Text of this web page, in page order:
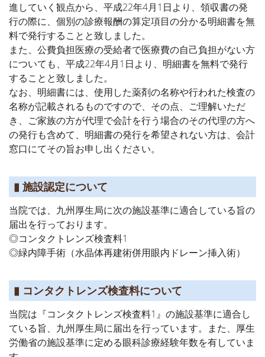
進していく観点から、平成22年4月1日より、領収書の発
行の際に、個別の診療報酬の算定項目の分かる明細書を無
料で発行することと致しました。
また、公費負担医療の受給者で医療費の自己負担がない方
についても、平成22年4月1日より、明細書を無料で発行
することと致しました。
なお、明細書には、使用した薬剤の名称や行われた検査の
名称が記載されるものですので、その点、ご理解いただ
き、ご家族の方が代理で会計を行う場合のその代理の方へ
の発行も含めて、明細書の発行を希望されない方は、会計
窓口にてその旨お申し出ください。
▮ 施設認定について
当院では、九州厚生局に次の施設基準に適合している旨の
届出を行っております。
◎コンタクトレンズ検査料1
◎緑内障手術（水晶体再建術併用眼内ドレーン挿入術）
▮ コンタクトレンズ検査料について
当院は『コンタクトレンズ検査料1』の施設基準に適合し
ている旨、九州厚生局に届出を行っています。また、厚生
労働省の施設基準に定める眼科診療経験年数を有していま